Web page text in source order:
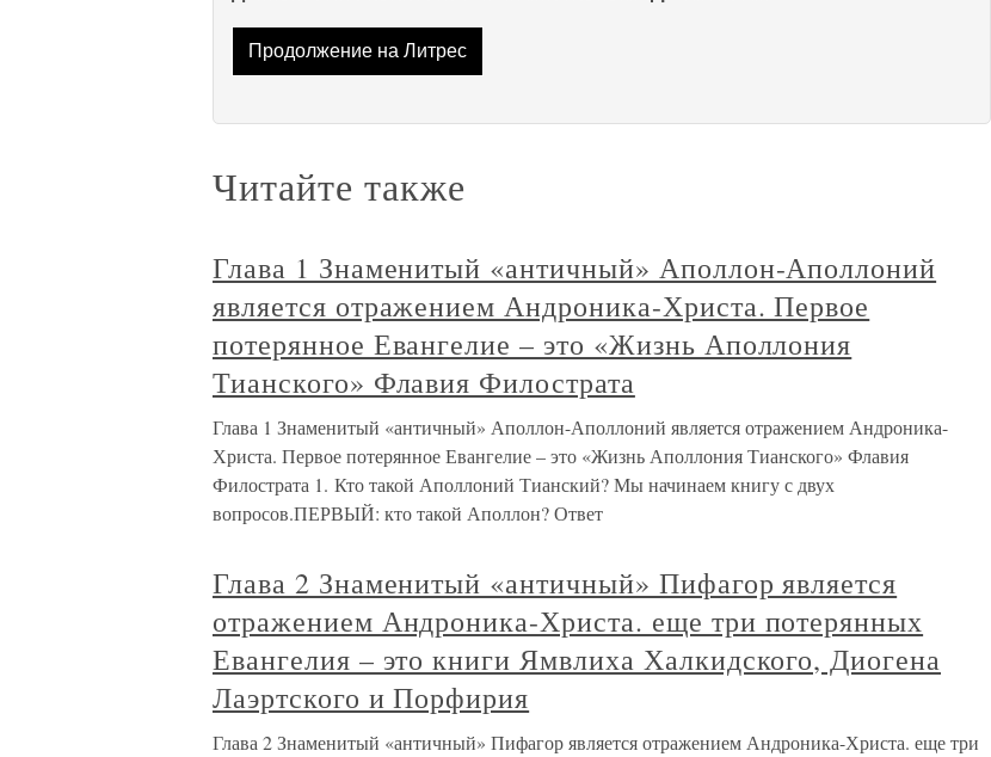
Продолжение на Литрес
Читайте также
Глава 1 Знаменитый «античный» Аполлон-Аполлоний
является отражением Андроника-Христа. Первое
потерянное Евангелие – это «Жизнь Аполлония
Тианского» Флавия Филострата
Глава 1 Знаменитый «античный» Аполлон-Аполлоний является отражением Андроника-
Христа. Первое потерянное Евангелие – это «Жизнь Аполлония Тианского» Флавия
Филострата 1. Кто такой Аполлоний Тианский? Мы начинаем книгу с двух
вопросов.ПЕРВЫЙ: кто такой Аполлон? Ответ
Глава 2 Знаменитый «античный» Пифагор является
отражением Андроника-Христа. еще три потерянных
Евангелия – это книги Ямвлиха Халкидского, Диогена
Лаэртского и Порфирия
Глава 2 Знаменитый «античный» Пифагор является отражением Андроника-Христа. еще три